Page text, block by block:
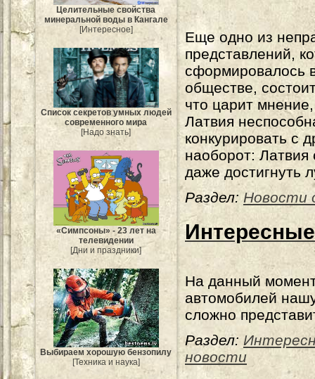
Целительные свойства
минеральной воды в Кангале
[Интересное]
Список секретов умных людей
современного мира
[Надо знать]
«Симпсоны» - 23 лет на
телевидении
[Дни и праздники]
Выбираем хорошую бензопилу
[Техника и наука]
Еще одно из
представлений,
сформировалось
обществе,
что царит
Латвия
конкурировать с
наоборот: Латвия
даже достигнуть
Раздел: Новости
На данный
автомобилей
сложно
Раздел:
новости